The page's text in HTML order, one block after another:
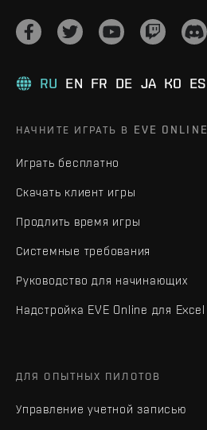
RU EN FR DE JA KO ES
НАЧНИТЕ ИГРАТЬ В EVE ONLINE
Играть бесплатно
Скачать клиент игры
Продлить время игры
Системные требования
Руководство для начинающих
Надстройка EVE Online для Excel
ДЛЯ ОПЫТНЫХ ПИЛОТОВ
Управление учетной записью